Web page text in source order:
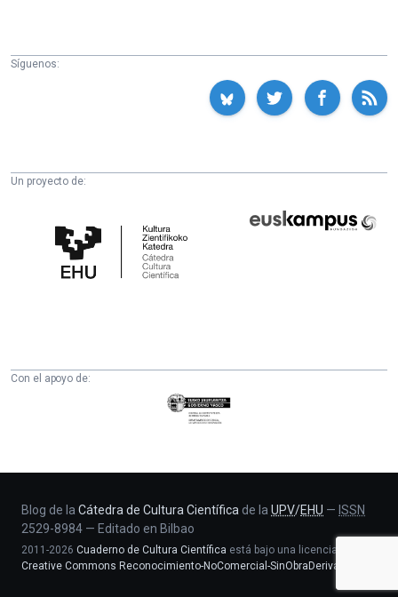
Síguenos:
Un proyecto de:
Cultura
Científica
Fundazioa
Con el apoyo de:
Eusko
Jaurlaritza
eta
Berrikuntza
saila
Blog de la Cátedra de Cultura Científica de la UPV/EHU — ISSN
2529-8984 — Editado en Bilbao
2011-2026 Cuaderno de Cultura Científica está bajo una licencia
Creative Commons Reconocimiento-NoComercial-SinObraDerivada 4.0